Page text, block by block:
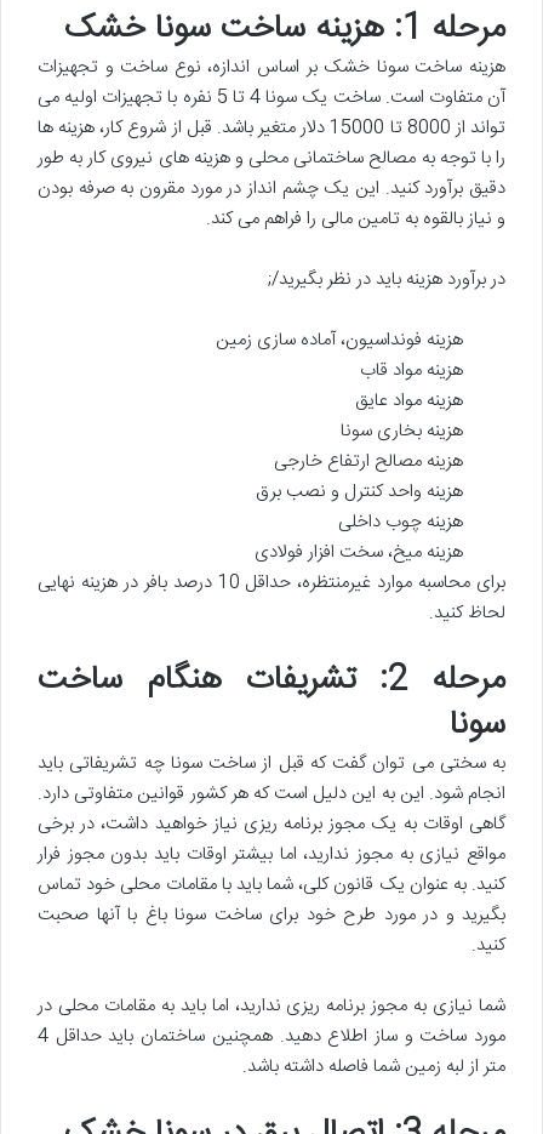
مرحله 1: هزینه ساخت سونا خشک
هزینه ساخت سونا خشک بر اساس اندازه، نوع ساخت و تجهیزات
آن متفاوت است. ساخت یک سونا 4 تا 5 نفره با تجهیزات اولیه می
تواند از 8000 تا 15000 دلار متغیر باشد. قبل از شروع کار، هزینه ها
را با توجه به مصالح ساختمانی محلی و هزینه های نیروی کار به طور
دقیق برآورد کنید. این یک چشم انداز در مورد مقرون به صرفه بودن
و نیاز بالقوه به تامین مالی را فراهم می کند.
در برآورد هزینه باید در نظر بگیرید/;
هزینه فونداسیون، آماده سازی زمین
هزینه مواد قاب
هزینه مواد عایق
هزینه بخاری سونا
هزینه مصالح ارتفاع خارجی
هزینه واحد کنترل و نصب برق
هزینه چوب داخلی
هزینه میخ، سخت افزار فولادی
برای محاسبه موارد غیرمنتظره، حداقل 10 درصد بافر در هزینه نهایی
لحاظ کنید.
مرحله 2: تشریفات هنگام ساخت
سونا
به سختی می توان گفت که قبل از ساخت سونا چه تشریفاتی باید
انجام شود. این به این دلیل است که هر کشور قوانین متفاوتی دارد.
گاهی اوقات به یک مجوز برنامه ریزی نیاز خواهید داشت، در برخی
مواقع نیازی به مجوز ندارید، اما بیشتر اوقات باید بدون مجوز فرار
کنید. به عنوان یک قانون کلی، شما باید با مقامات محلی خود تماس
بگیرید و در مورد طرح خود برای ساخت سونا باغ با آنها صحبت
کنید.
شما نیازی به مجوز برنامه ریزی ندارید، اما باید به مقامات محلی در
مورد ساخت و ساز اطلاع دهید. همچنین ساختمان باید حداقل 4
متر از لبه زمین شما فاصله داشته باشد.